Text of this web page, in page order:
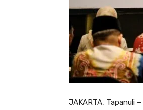
JAKARTA, Tapanuli